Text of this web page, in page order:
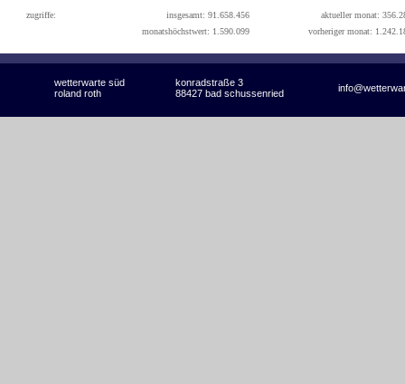
zugriffe: insgesamt: 91.658.456
aktueller monat:
monatshöchstwert: 1.590.099
vorheriger monat:
wetterwarte süd konradstraße 3
roland roth 88427 bad schussenried